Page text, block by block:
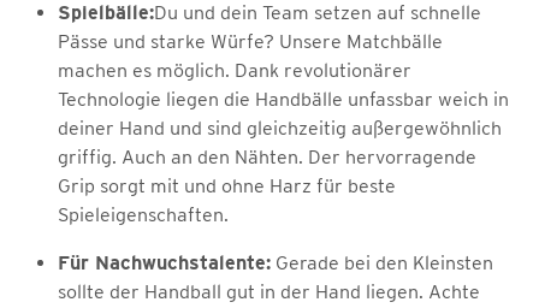
Spielbälle:Du und dein Team setzen auf schnelle
Pässe und starke Würfe? Unsere Matchbälle
machen es möglich. Dank revolutionärer
Technologie liegen die Handbälle unfassbar weich in
deiner Hand und sind gleichzeitig außergewöhnlich
griffig. Auch an den Nähten. Der hervorragende
Grip sorgt mit und ohne Harz für beste
Spieleigenschaften.
Für Nachwuchstalente: Gerade bei den Kleinsten
sollte der Handball gut in der Hand liegen. Achte